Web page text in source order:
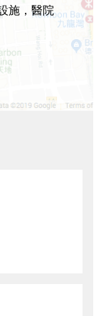
施，醫院